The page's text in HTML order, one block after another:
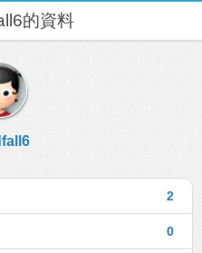
的資料
2
0